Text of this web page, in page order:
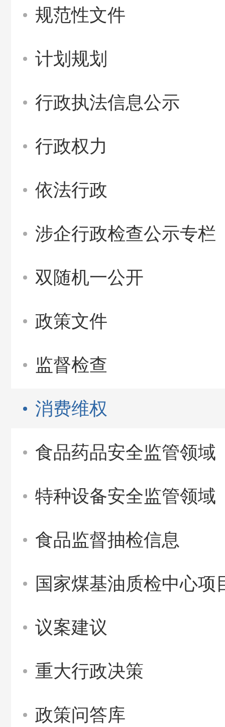
规范性文件
计划规划
行政执法信息公示
行政权力
依法行政
涉企行政检查公示专栏
双随机一公开
政策文件
监督检查
消费维权
食品药品安全监管领域
特种设备安全监管领域
食品监督抽检信息
国家煤基油质检中心项
议案建议
重大行政决策
政策问答库